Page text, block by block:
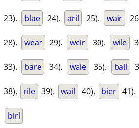
23). blae 24). aril 25). wair
28). wear 29). weir 30). wile
33). bare 34). wale 35). bail
38). rile 39). wail 40). bier 41).
birl